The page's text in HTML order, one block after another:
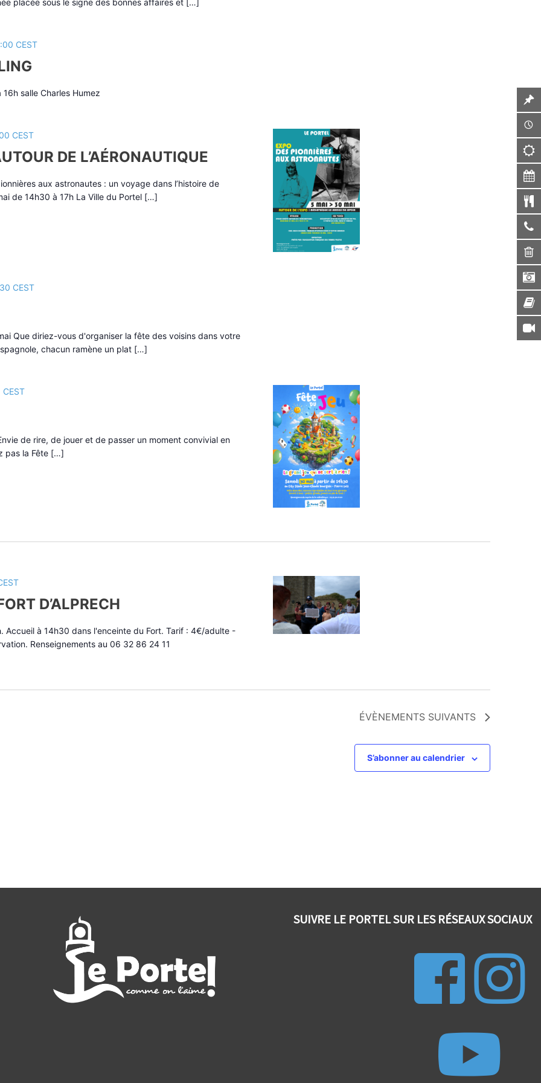
placée sous le signe des bonnes affaires et […]
CEST
salle Charles Humez
DE L’AÉRONAUTIQUE
CEST
aux astronautes : un voyage dans l’histoire de
de 14h30 à 17h La Ville du Portel […]
CEST
Que diriez-vous d'organiser la fête des voisins dans votre
chacun ramène un plat […]
CEST
de rire, de jouer et de passer un moment convivial en
pas la Fête […]
D’ALPRECH
Accueil à 14h30 dans l'enceinte du Fort. Tarif : 4€/adulte -
Renseignements au 06 32 86 24 11
ÉVÈNEMENTS SUIVANTS
S’abonner au calendrier
SUIVRE LE PORTEL SUR LES RÉSEAUX SOCIAUX